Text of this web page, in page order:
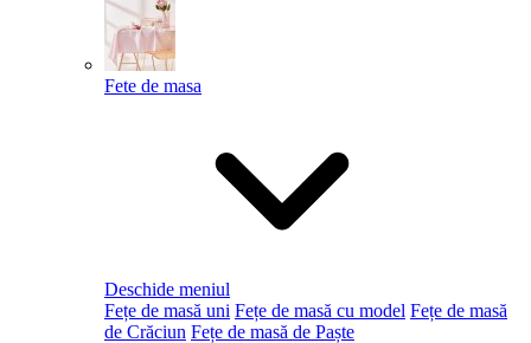
Fete de masa
Deschide meniul
Fețe de masă uni Fețe de masă cu model Fețe de masă
de Crăciun Fețe de masă de Paște​